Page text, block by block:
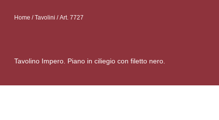
Home /Tavolini / Art. 7727
Tavolino Impero. Piano in ciliegio con filetto nero.